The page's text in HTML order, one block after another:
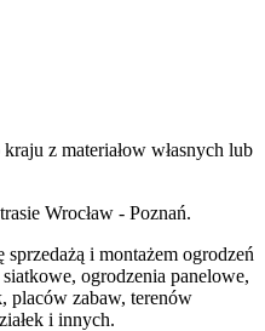
z materiałow własnych lub
Wrocław - Poznań.
i montażem ogrodzeń
ogrodzenia panelowe,
placów zabaw, terenów
i innych.